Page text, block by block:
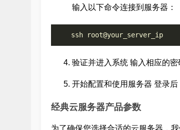
输入以下命令连接到服务器：
验证并进入系统 输入相应的
开始配置和使用服务器 登录
经典云服务器产品参数
为了确保您选择合适的云服务器，